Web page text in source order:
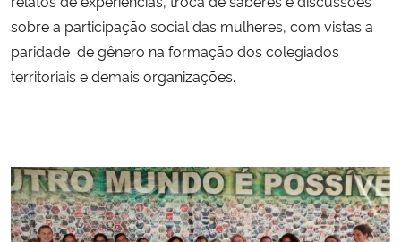
Secretaria de Governo
Gabinete de Segurança Institucional
Banco Central do Brasil
Planalto
sobre a participação social das mulheres, com vistas a
paridade de gênero na formação dos colegiados
territoriais e demais organizações.